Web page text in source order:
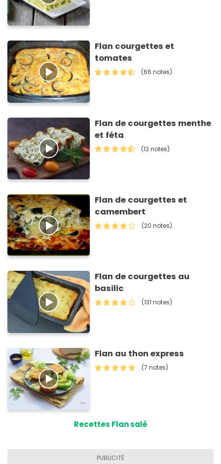
Flan courgettes et
tomates
(66 notes)
Flan de courgettes menthe
et féta
(12 notes)
Flan de courgettes et
camembert
(20 notes)
Flan de courgettes au
basilic
(131 notes)
Flan au thon express
(7 notes)
Recettes Flan salé